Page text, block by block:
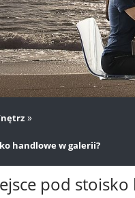
»
handlowe w galerii?
pod